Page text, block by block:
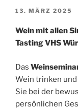
VERÖFFENTLICHT
13. MÄRZ 2025
Wein mit allen
Tasting VHS
Das
Wein trinken
Sie bei der
persönlichen